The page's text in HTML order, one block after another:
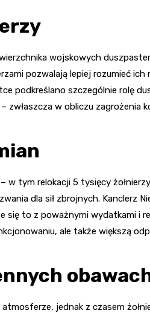
wojskowych
pozwalają lepiej rozumieć
podkreślano szczególnie rolę
zwłaszcza w obliczu zagrożenia
w tym relokacji 5 tysięcy
dla sił zbrojnych. Kanclerz
to z poważnymi wydatkami i
ale także większą
jednak z czasem